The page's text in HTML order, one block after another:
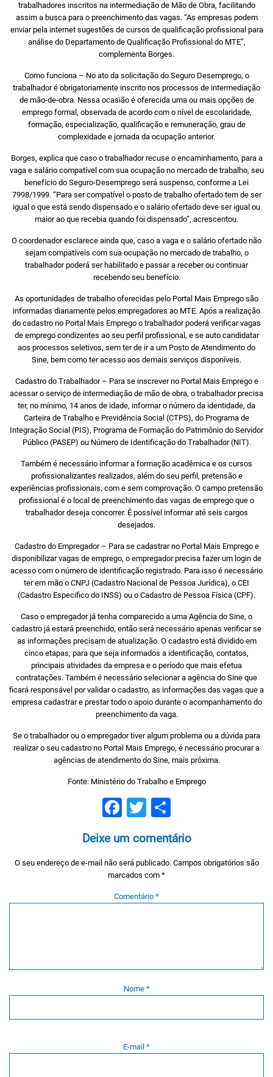
trabalhadores inscritos na intermediação de Mão de Obra, facilitando
assim a busca para o preenchimento das vagas. “As empresas podem
enviar pela internet sugestões de cursos de qualificação profissional para
análise do Departamento de Qualificação Profissional do MTE”,
complementa Borges.
Como funciona – No ato da solicitação do Seguro Desemprego, o
trabalhador é obrigatoriamente inscrito nos processos de intermediação
de mão-de-obra. Nessa ocasião é oferecida uma ou mais opções de
emprego formal, observada de acordo com o nível de escolaridade,
formação, especialização, qualificação e remuneração, grau de
complexidade e jornada da ocupação anterior.
Borges, explica que caso o trabalhador recuse o encaminhamento, para a
vaga e salário compatível com sua ocupação no mercado de trabalho, seu
benefício do Seguro-Desemprego será suspenso, conforme a Lei
7998/1999. “Para ser compatível o posto de trabalho ofertado tem de ser
igual o que está sendo dispensado e o salário ofertado deve ser igual ou
maior ao que recebia quando foi dispensado”, acrescentou.
O coordenador esclarece ainda que, caso a vaga e o salário ofertado não
sejam compatíveis com sua ocupação no mercado de trabalho, o
trabalhador poderá ser habilitado e passar a receber ou continuar
recebendo seu benefício.
As oportunidades de trabalho oferecidas pelo Portal Mais Emprego são
informadas diariamente pelos empregadores ao MTE. Após a realização
do cadastro no Portal Mais Emprego o trabalhador poderá verificar vagas
de emprego condizentes ao seu perfil profissional, e se auto candidatar
aos processos seletivos, sem ter de ir a um Posto de Atendimento do
Sine, bem como ter acesso aos demais serviços disponíveis.
Cadastro do Trabalhador – Para se inscrever no Portal Mais Emprego e
acessar o serviço de intermediação de mão de obra, o trabalhador precisa
ter, no mínimo, 14 anos de idade, informar o número da identidade, da
Carteira de Trabalho e Previdência Social (CTPS), do Programa de
Integração Social (PIS), Programa de Formação do Patrimônio do Servidor
Público (PASEP) ou Número de Identificação do Trabalhador (NIT).
Também é necessário informar a formação acadêmica e os cursos
profissionalizantes realizados, além do seu perfil, pretensão e
experiências profissionais, com e sem comprovação. O campo pretensão
profissional é o local de preenchimento das vagas de emprego que o
trabalhador deseja concorrer. É possível informar até seis cargos
desejados.
Cadastro do Empregador – Para se cadastrar no Portal Mais Emprego e
disponibilizar vagas de emprego, o empregador precisa fazer um login de
acesso com o número de identificação registrado. Para isso é necessário
ter em mão o CNPJ (Cadastro Nacional de Pessoa Jurídica), o CEI
(Cadastro Especifico do INSS) ou o Cadastro de Pessoa Física (CPF).
Caso o empregador já tenha comparecido a uma Agência do Sine, o
cadastro já estará preenchido, então será necessário apenas verificar se
as informações precisam de atualização. O cadastro está dividido em
cinco etapas, para que seja informados a identificação, contatos,
principais atividades da empresa e o período que mais efetua
contratações. Também é necessário selecionar a agência do Sine que
ficará responsável por validar o cadastro, as informações das vagas que a
empresa cadastrar e prestar todo o apoio durante o acompanhamento do
preenchimento da vaga.
Se o trabalhador ou o empregador tiver algum problema ou a dúvida para
realizar o seu cadastro no Portal Mais Emprego, é necessário procurar a
agências de atendimento do Sine, mais próxima.
Fonte: Ministério do Trabalho e Emprego
Facebook
Twitter
Deixe um comentário
O seu endereço de e-mail não será publicado. Campos obrigatórios são
marcados com *
Comentário *
Nome *
E-mail *